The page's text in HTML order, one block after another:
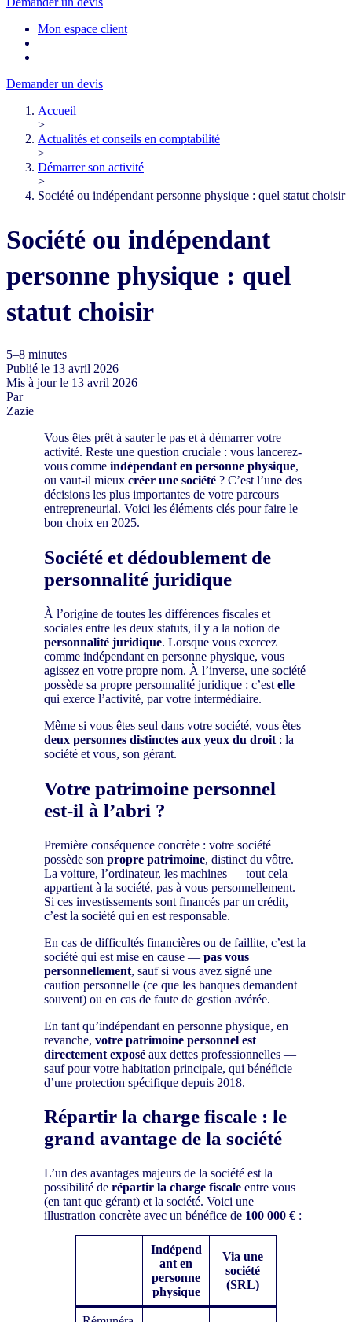
Mon espace client
Demander un devis
Accueil
>
Actualités et conseils en comptabilité
>
Démarrer son activité
>
Société ou indépendant personne physique : quel statut choisir
Société ou indépendant
personne physique : quel
statut choisir
5–8 minutes
Publié le 13 avril 2026
Mis à jour le 13 avril 2026
Par
Zazie
Vous êtes prêt à sauter le pas et à démarrer votre
activité. Reste une question cruciale : vous lancerez-
vous comme indépendant en personne physique,
ou vaut-il mieux créer une société ? C’est l’une des
décisions les plus importantes de votre parcours
entrepreneurial. Voici les éléments clés pour faire le
bon choix en 2025.
Société et dédoublement de
personnalité juridique
À l’origine de toutes les différences fiscales et
sociales entre les deux statuts, il y a la notion de
personnalité juridique. Lorsque vous exercez
comme indépendant en personne physique, vous
agissez en votre propre nom. À l’inverse, une société
possède sa propre personnalité juridique : c’est elle
qui exerce l’activité, par votre intermédiaire.
Même si vous êtes seul dans votre société, vous êtes
deux personnes distinctes aux yeux du droit : la
société et vous, son gérant.
Votre patrimoine personnel
est-il à l’abri ?
Première conséquence concrète : votre société
possède son propre patrimoine, distinct du vôtre.
La voiture, l’ordinateur, les machines — tout cela
appartient à la société, pas à vous personnellement.
Si ces investissements sont financés par un crédit,
c’est la société qui en est responsable.
En cas de difficultés financières ou de faillite, c’est la
société qui est mise en cause — pas vous
personnellement, sauf si vous avez signé une
caution personnelle (ce que les banques demandent
souvent) ou en cas de faute de gestion avérée.
En tant qu’indépendant en personne physique, en
revanche, votre patrimoine personnel est
directement exposé aux dettes professionnelles —
sauf pour votre habitation principale, qui bénéficie
d’une protection spécifique depuis 2018.
Répartir la charge fiscale : le
grand avantage de la société
L’un des avantages majeurs de la société est la
possibilité de répartir la charge fiscale entre vous
(en tant que gérant) et la société. Voici une
illustration concrète avec un bénéfice de 100 000 € :
Indépend
ant en
personne
physique
Via une
société
(SRL)